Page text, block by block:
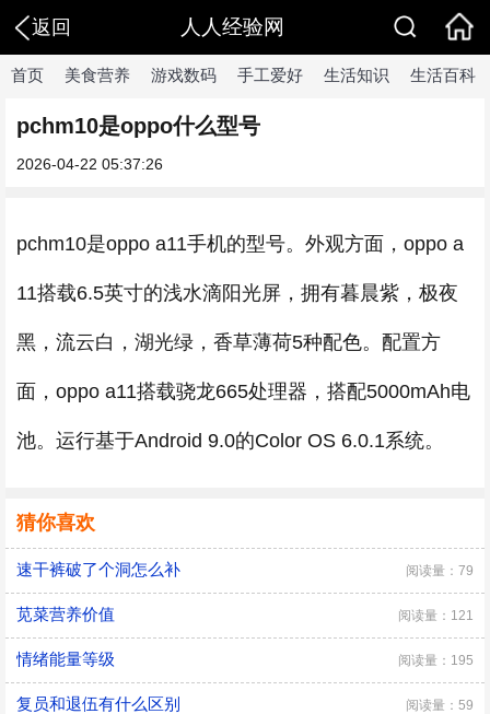
返回 人人经验网
首页 美食营养 游戏数码 手工爱好 生活知识 生活百科
pchm10是oppo什么型号
2026-04-22 05:37:26
pchm10是oppo a11手机的型号。外观方面，oppo a
11搭载6.5英寸的浅水滴阳光屏，拥有暮晨紫，极夜
黑，流云白，湖光绿，香草薄荷5种配色。配置方
面，oppo a11搭载骁龙665处理器，搭配5000mAh电
池。运行基于Android 9.0的Color OS 6.0.1系统。
猜你喜欢
速干裤破了个洞怎么补 阅读量：79
苋菜营养价值 阅读量：121
情绪能量等级 阅读量：195
复员和退伍有什么区别 阅读量：59